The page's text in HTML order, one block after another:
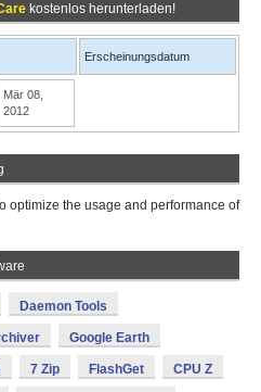
kostenlos herunterladen!
Erscheinungsdatum
Mär 08,
2012
optimize the usage and performance of
Daemon Tools
Google Earth
7 Zip FlashGet CPU Z